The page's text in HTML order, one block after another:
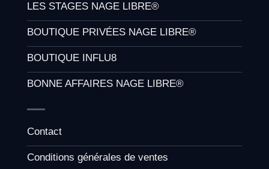
LES STAGES NAGE LIBRE®
BOUTIQUE PRIVÉES NAGE LIBRE®
BOUTIQUE INFLU8
BONNE AFFAIRES NAGE LIBRE®
Contact
Conditions générales de ventes